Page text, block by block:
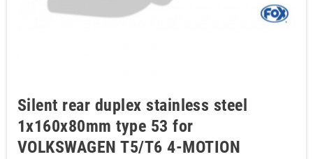
Silent rear duplex stainless steel
1x160x80mm type 53 for
VOLKSWAGEN T5/T6 4-MOTION